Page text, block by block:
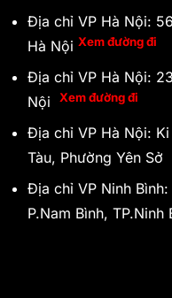
Địa chỉ VP Hà Nội:
Hà Nội Xem đường đi
Địa chỉ VP Hà Nội:
Nội
Xem đường đi
Địa chỉ VP Hà Nội:
Tàu, Phường Yên Sở
Địa chỉ VP Ninh
P.Nam Bình, TP.Ninh